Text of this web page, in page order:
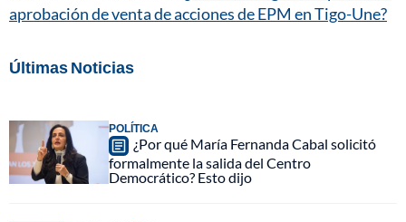
aprobación de venta de acciones de EPM en Tigo-Une?
Últimas Noticias
POLÍTICA
¿Por qué María Fernanda Cabal solicitó
formalmente la salida del Centro
Democrático? Esto dijo